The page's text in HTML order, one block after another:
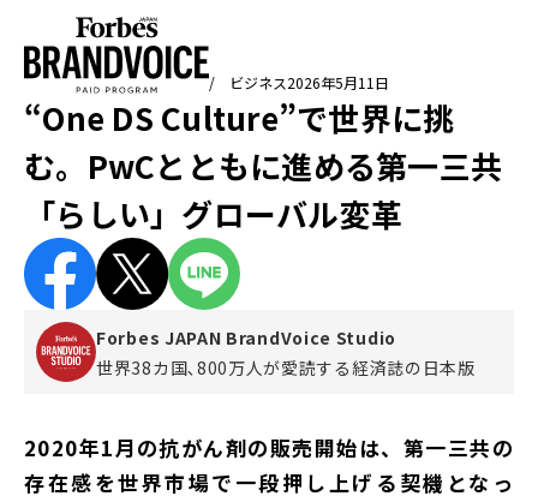
/ ビジネス2026年5月11日
“One DS Culture”で世界に挑
む。PwCとともに進める第一三共
「らしい」グローバル変革
Forbes JAPAN BrandVoice Studio
世界38カ国､800万人が愛読する 経済誌の日本版
2020年1月の抗がん剤の販売開始は、第一三共の
存在感を世界市場で一段押し上げる契機となっ